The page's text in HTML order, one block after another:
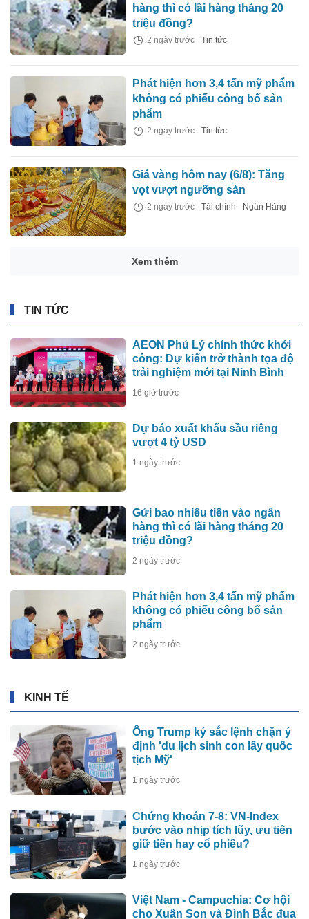
hàng thì có lãi hàng tháng 20
triệu đồng?
2 ngày trước Tin tức
Phát hiện hơn 3,4 tấn mỹ phẩm
không có phiếu công bố sản
phẩm
2 ngày trước Tin tức
Giá vàng hôm nay (6/8): Tăng
vọt vượt ngưỡng sàn
2 ngày trước Tài chính - Ngân Hàng
Xem thêm
TIN TỨC
AEON Phủ Lý chính thức khởi
công: Dự kiến trở thành tọa độ
trải nghiệm mới tại Ninh Bình
16 giờ trước
Dự báo xuất khẩu sầu riêng
vượt 4 tỷ USD
1 ngày trước
Gửi bao nhiêu tiền vào ngân
hàng thì có lãi hàng tháng 20
triệu đồng?
2 ngày trước
Phát hiện hơn 3,4 tấn mỹ phẩm
không có phiếu công bố sản
phẩm
2 ngày trước
KINH TẾ
Ông Trump ký sắc lệnh chặn ý
định 'du lịch sinh con lấy quốc
tịch Mỹ'
1 ngày trước
Chứng khoán 7-8: VN-Index
bước vào nhịp tích lũy, ưu tiên
giữ tiền hay cổ phiếu?
1 ngày trước
Việt Nam - Campuchia: Cơ hội
cho Xuân Son và Đình Bắc đua